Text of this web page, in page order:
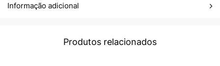
Informação adicional
Produtos relacionados